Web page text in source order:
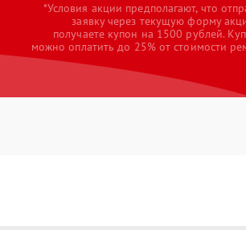
*Условия акции предполагают, что
заявку через текущую форму
получаете купон на 1500 рублей.
можно оплатить до 25% от стоимости